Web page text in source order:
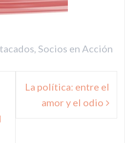
, Socios en Acción
La política: entre el
amor y el odio